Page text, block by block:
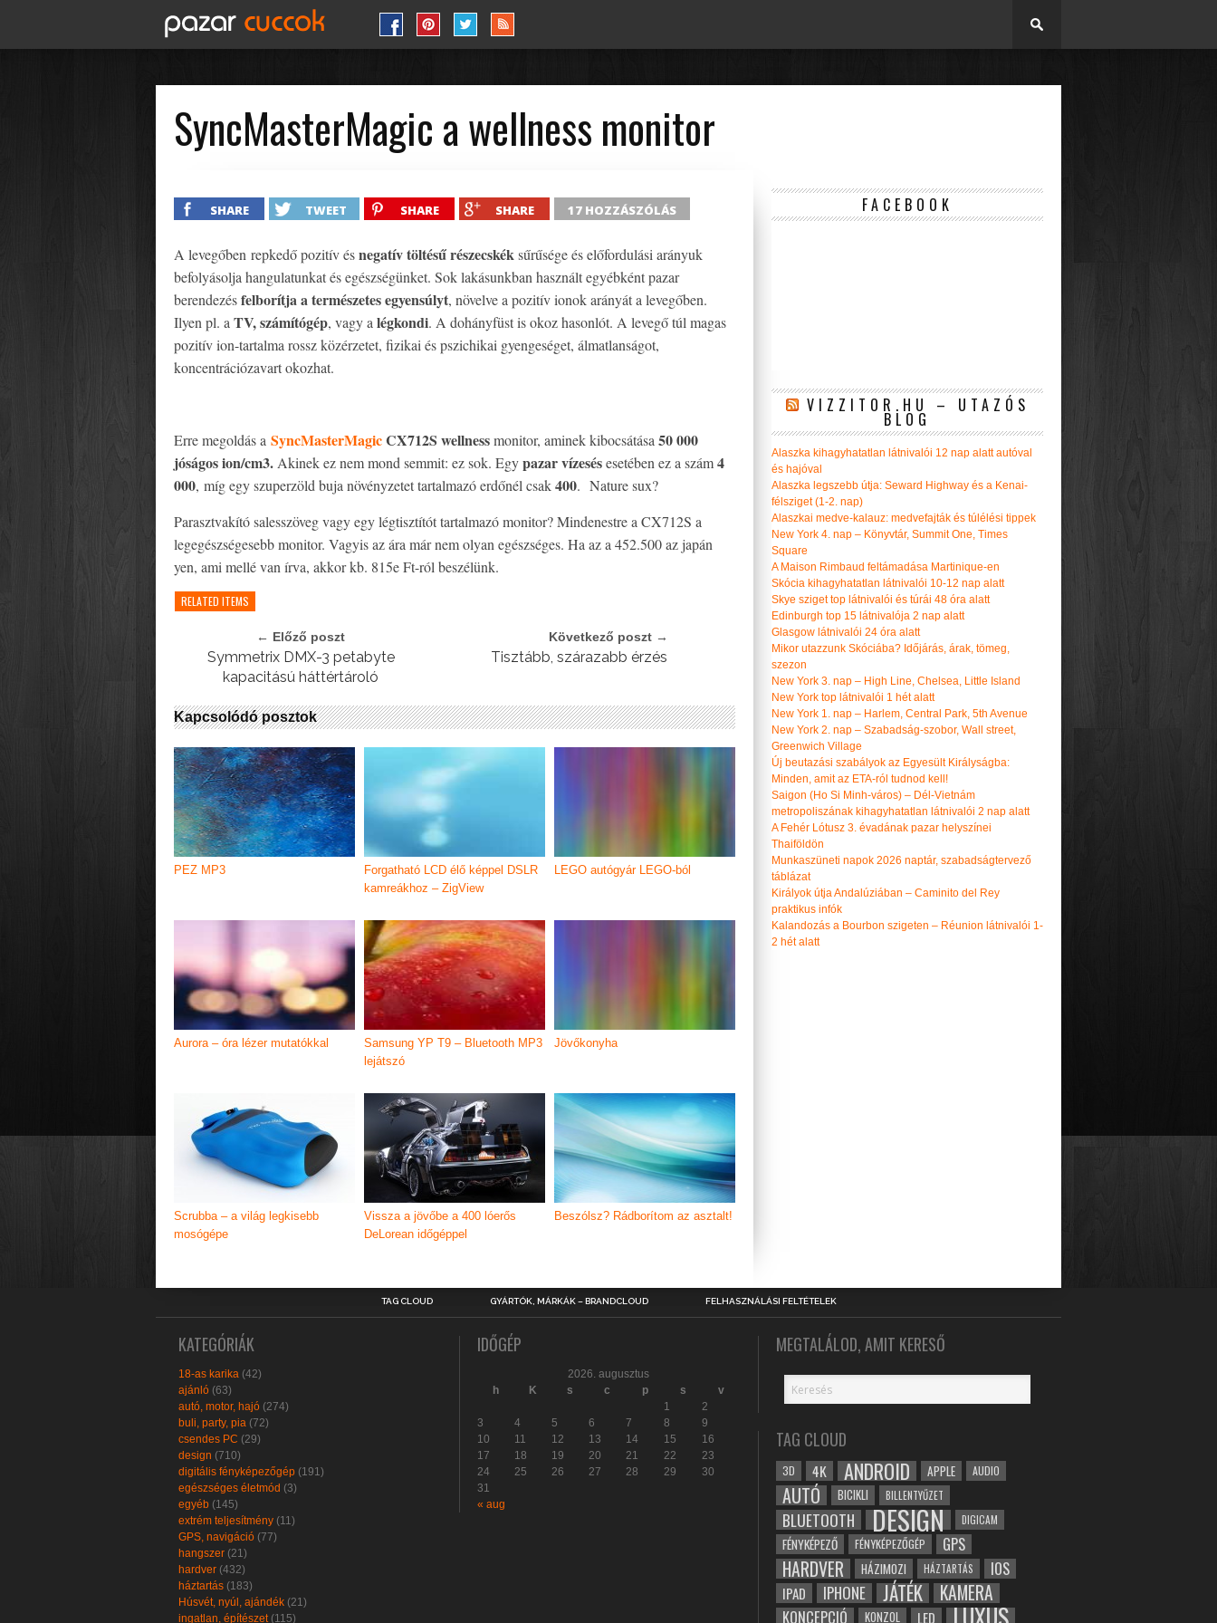
SyncMasterMagic a wellness monitor
SHARE TWEET SHARE SHARE 17 HOZZÁSZÓLÁS
A levegőben repkedő pozitív ésnegatív töltésű részecskéksűrűsége és előfordulási arányuk
befolyásolja hangulatunkat és egészségünket. Sok lakásunkban használt egyébként pazar
berendezésfelborítja a természetes egyensúlyt, növelve a pozitív ionok arányát a levegőben.
Ilyen pl. a TV, számítógép, vagy a légkondi. A dohányfüst is okoz hasonlót. A levegő túl magas
pozitív ion-tartalma rossz közérzetet, fizikai és pszichikai gyengeséget, álmatlanságot,
koncentrációzavart okozhat.
Erre megoldás a SyncMasterMagicCX712S wellnessmonitor, aminek kibocsátása 50 000
jóságos ion/cm3. Akinek ez nem mond semmit: ez sok. Egypazar vízesésesetében ez a szám4
000, míg egy szuperzöld buja növényzetet tartalmazó erdőnél csak400. Nature sux?
Parasztvakító salesszöveg vagy egy légtisztítót tartalmazó monitor? Mindenestre a CX712S a
legegészségesebb monitor. Vagyis az ára már nem olyan egészséges. Ha az a 452.500 az japán
yen, ami mellé van írva, akkor kb. 815e Ft-ról beszélünk.
RELATED ITEMS
← Előző poszt
Symmetrix DMX-3 petabyte
kapacitású háttértároló
Következő poszt →
Tisztább, szárazabb érzés
Kapcsolódó posztok
PEZ MP3
Forgatható LCD élő képpel DSLR
kamreákhoz – ZigView
LEGO autógyár LEGO-ból
Aurora – óra lézer mutatókkal
Samsung YP T9 – Bluetooth MP3
lejátszó
Jövőkonyha
Scrubba – a világ legkisebb
mosógépe
Vissza a jövőbe a 400 lóerős
DeLorean időgéppel
Beszólsz? Rádborítom az asztalt!
FACEBOOK
VIZZITOR.HU – UTAZÓS
BLOG
Alaszka kihagyhatatlan látnivalói 12 nap alatt autóval
és hajóval
Alaszka legszebb útja: Seward Highway és a Kenai-
félsziget (1-2. nap)
Alaszkai medve-kalauz: medvefajták és túlélési tippek
New York 4. nap – Könyvtár, Summit One, Times
Square
A Maison Rimbaud feltámadása Martinique-en
Skócia kihagyhatatlan látnivalói 10-12 nap alatt
Skye sziget top látnivalói és túrái 48 óra alatt
Edinburgh top 15 látnivalója 2 nap alatt
Glasgow látnivalói 24 óra alatt
Mikor utazzunk Skóciába? Időjárás, árak, tömeg,
szezon
New York 3. nap – High Line, Chelsea, Little Island
New York top látnivalói 1 hét alatt
New York 1. nap – Harlem, Central Park, 5th Avenue
New York 2. nap – Szabadság-szobor, Wall street,
Greenwich Village
Új beutazási szabályok az Egyesült Királyságba:
Minden, amit az ETA-ról tudnod kell!
Saigon (Ho Si Minh-város) – Dél-Vietnám
metropoliszának kihagyhatatlan látnivalói 2 nap alatt
A Fehér Lótusz 3. évadának pazar helyszínei
Thaiföldön
Munkaszüneti napok 2026 naptár, szabadságtervező
táblázat
Királyok útja Andalúziában – Caminito del Rey
praktikus infók
Kalandozás a Bourbon szigeten – Réunion látnivalói 1-
2 hét alatt
TAG CLOUD GYÁRTÓK, MÁRKÁK – BRANDCLOUD FELHASZNÁLÁSI FELTÉTELEK
KATEGÓRIÁK
18-as karika (42)
ajánló (63)
autó, motor, hajó (274)
buli, party, pia (72)
csendes PC (29)
design (710)
digitális fényképezőgép (191)
egészséges életmód (3)
egyéb (145)
extrém teljesítmény (11)
GPS, navigáció (77)
hangszer (21)
hardver (432)
háztartás (183)
Húsvét, nyúl, ajándék (21)
ingatlan, építészet(115)
IDŐGÉP
2026. augusztus
h
K s c p s
v
1
2
3
4 5 6 7 8
9
10
11 12 13 14 15
16
17
18 19 20 21 22
23
24
25 26 27 28 29
30
31
« aug
MEGTALÁLOD, AMIT KERESŐ
TAG CLOUD
3D 4K ANDROID APPLE AUDIO
AUTÓ BICIKLI BILLENTYŰZET
BLUETOOTH DESIGN DIGICAM
FÉNYKÉPEZŐ FÉNYKÉPEZŐGÉP GPS
HARDVER HÁZIMOZI HÁZTARTÁS IOS
IPAD IPHONE JÁTÉK KAMERA
KONCEPCIÓ KONZOL LED